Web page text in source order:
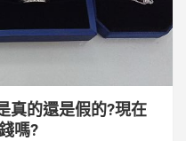
真的還是假的?現在
嗎?